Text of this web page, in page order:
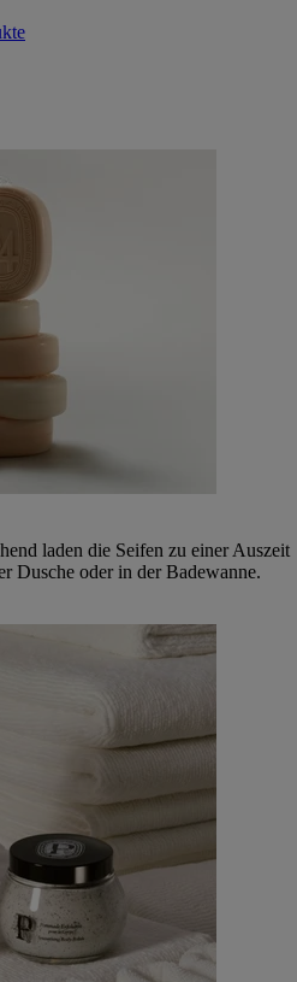
laden die Seifen zu einer Auszeit
Dusche oder in der Badewanne.